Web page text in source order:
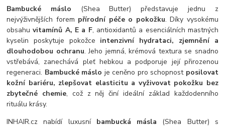
Bambucké máslo (Shea Butter) představuje jednu z
nejvýživnějších forem přírodní péče o pokožku. Díky vysokému
obsahuvitamínů A, E a F, antioxidantů a esenciálních mastných
kyselin poskytuje pokožce intenzivní hydrataci, zjemnění a
dlouhodobou ochranu. Jeho jemná, krémová textura se snadno
vstřebává, zanechává pleť hebkou a podporuje její přirozenou
regeneraci. Bambucké máslo je ceněno pro schopnost posilovat
kožní bariéru, zlepšovat elasticitu a vyživovat pokožku bez
zbytečné chemie, což z něj činí ideální základ každodenního
rituálu krásy.
INHAIR.cz nabídí luxusníbambucká másla (Shea Butter) s